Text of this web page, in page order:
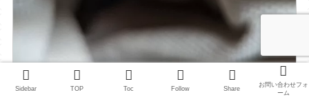
Sidebar TOP Toc Follow Share
お問い合わせフォ
ーム